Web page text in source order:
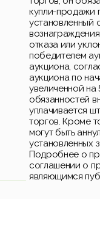
купли-продажи
установленный
отказа или
победителем
аукциона,
аукциона по
увеличенной на
обязанностей
уплачивается
торгов. Кроме
могут быть
установленных
Подробнее о
соглашении о
являющимся